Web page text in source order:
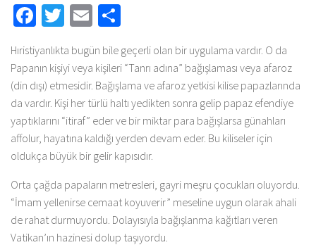
Facebook
Twitter
Email
Hıristiyanlıkta bugün bile geçerli olan bir uygulama vardır. O da
Papanın kişiyi veya kişileri “Tanrı adına” bağışlaması veya afaroz
(din dışı) etmesidir. Bağışlama ve afaroz yetkisi kilise papazlarında
da vardır. Kişi her türlü haltı yedikten sonra gelip papaz efendiye
yaptıklarını “itiraf” eder ve bir miktar para bağışlarsa günahları
affolur, hayatına kaldığı yerden devam eder. Bu kiliseler için
oldukça büyük bir gelir kapısıdır.
Orta çağda papaların metresleri, gayri meşru çocukları oluyordu.
“İmam yellenirse cemaat koyuverir” meseline uygun olarak ahali
de rahat durmuyordu. Dolayısıyla bağışlanma kağıtları veren
Vatikan’ın hazinesi dolup taşıyordu.